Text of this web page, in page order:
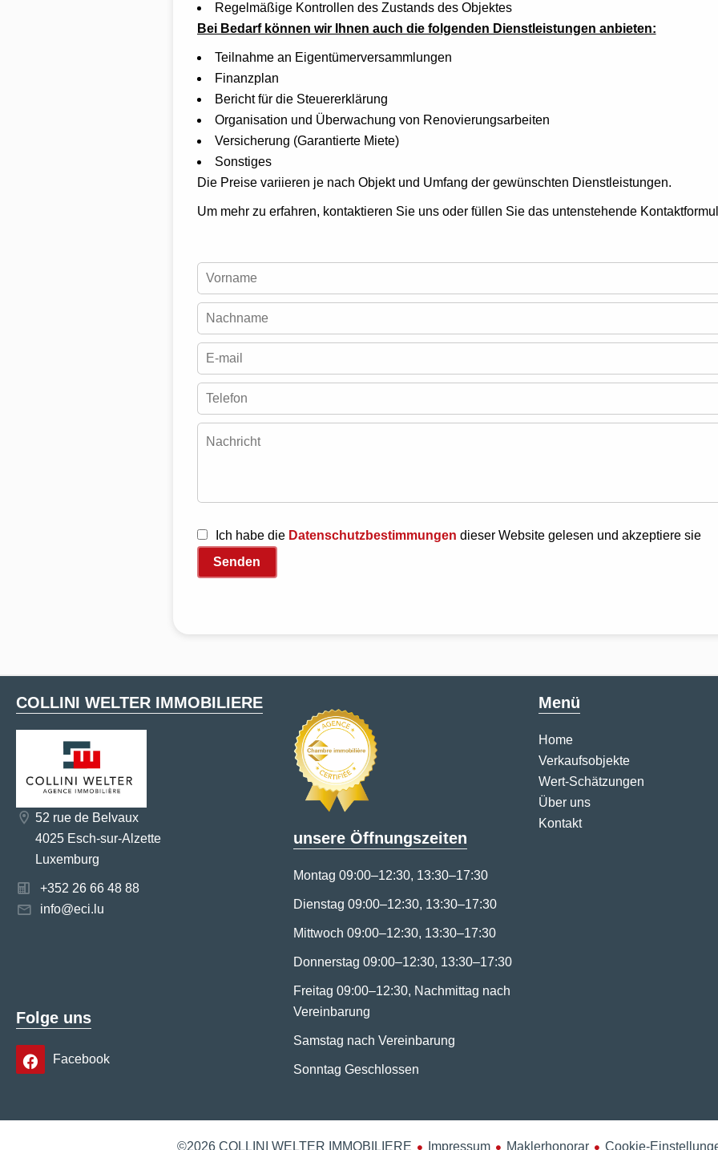
Regelmäßige Kontrollen des Zustands des Objektes
Bei Bedarf können wir Ihnen auch die folgenden Dienstleistungen anbieten:
Teilnahme an Eigentümerversammlungen
Finanzplan
Bericht für die Steuererklärung
Organisation und Überwachung von Renovierungsarbeiten
Versicherung (Garantierte Miete)
Sonstiges
Die Preise variieren je nach Objekt und Umfang der gewünschten Dienstleistungen.
Um mehr zu erfahren, kontaktieren Sie uns oder füllen Sie das untenstehende
Ich habe die Datenschutzbestimmungen dieser Website gelesen und akzeptiere sie
Senden
COLLINI WELTER IMMOBILIERE
52 rue de Belvaux
4025 Esch-sur-Alzette
Luxemburg
+352 26 66 48 88
info@eci.lu
unsere Öffnungszeiten
Montag 09:00–12:30, 13:30–17:30
Dienstag 09:00–12:30, 13:30–17:30
Mittwoch 09:00–12:30, 13:30–17:30
Donnerstag 09:00–12:30, 13:30–17:30
Freitag 09:00–12:30, Nachmittag nach
Vereinbarung
Samstag nach Vereinbarung
Sonntag Geschlossen
Menü
Home
Verkaufsobjekte
Wert-Schätzungen
Über uns
Kontakt
Folge uns
Facebook
©2026 COLLINI WELTER IMMOBILIERE Impressum Maklerhonorar Cookie-